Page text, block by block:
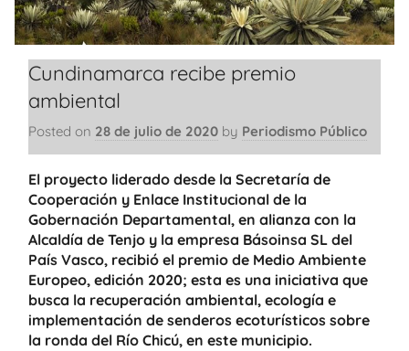
Cundinamarca recibe premio
ambiental
Posted on 28 de julio de 2020 by Periodismo Público
El proyecto liderado desde la Secretaría de
Cooperación y Enlace Institucional de la
Gobernación Departamental, en alianza con la
Alcaldía de Tenjo y la empresa Básoinsa SL del
País Vasco, recibió el premio de Medio Ambiente
Europeo, edición 2020; esta es una iniciativa que
busca la recuperación ambiental, ecología e
implementación de senderos ecoturísticos sobre
la ronda del Río Chicú, en este municipio.